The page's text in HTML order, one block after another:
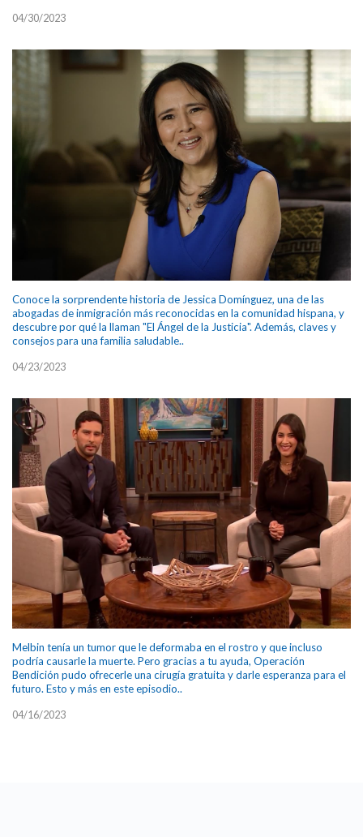
04/30/2023
Conoce la sorprendente historia de Jessica Domínguez, una de las
abogadas de inmigración más reconocidas en la comunidad hispana, y
descubre por qué la llaman "El Ángel de la Justicia". Además, claves y
consejos para una familia saludable..
04/23/2023
Melbin tenía un tumor que le deformaba en el rostro y que incluso
podría causarle la muerte. Pero gracias a tu ayuda, Operación
Bendición pudo ofrecerle una cirugía gratuita y darle esperanza para el
futuro. Esto y más en este episodio..
04/16/2023